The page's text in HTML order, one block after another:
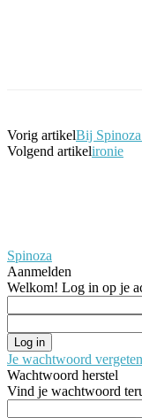
Vorig artikelBij Spinoza
Volgend artikelironie
Spinoza
Aanmelden
Welkom! Log in op je
Je wachtwoord
Wachtwoord herstel
Vind je wachtwoord